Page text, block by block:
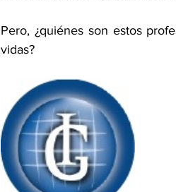
Pero, ¿quiénes son estos
vidas?